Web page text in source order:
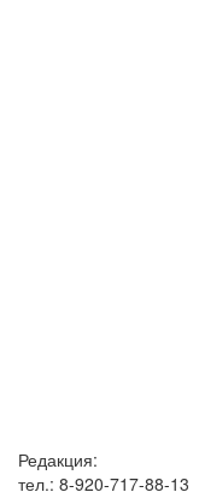
Редакция:
тел.: 8-920-717-88-13